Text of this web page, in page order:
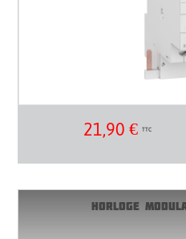
21,90 € TTC
HORLOGE